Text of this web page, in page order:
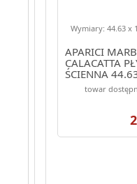
APARICI
CALACATTA
ŚCIENNA
Wymiary: 44.63 x
towar